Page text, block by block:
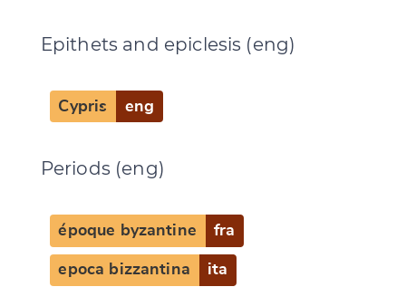
Epithets and epiclesis (eng)
Cypris eng
Periods (eng)
époque byzantine fra
epoca bizzantina ita